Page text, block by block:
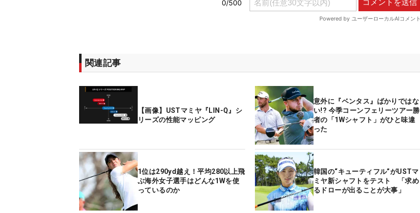
関連記事
【画像】USTマミヤ『LIN-Q』シ
リーズの性能マッピング
意外に『ベンタス』ばかりではな
い!? 今季コーンフェリーツアー勝
者の「1Wシャフト」がひと味違
った
1位は290yd越え！平均280以上飛
ぶ海外女子選手はどんな1Wを使
っているのか
韓国の“キューティフル”がUSTマ
ミヤ新シャフトをテスト 「求め
るドローが出ることが大事」